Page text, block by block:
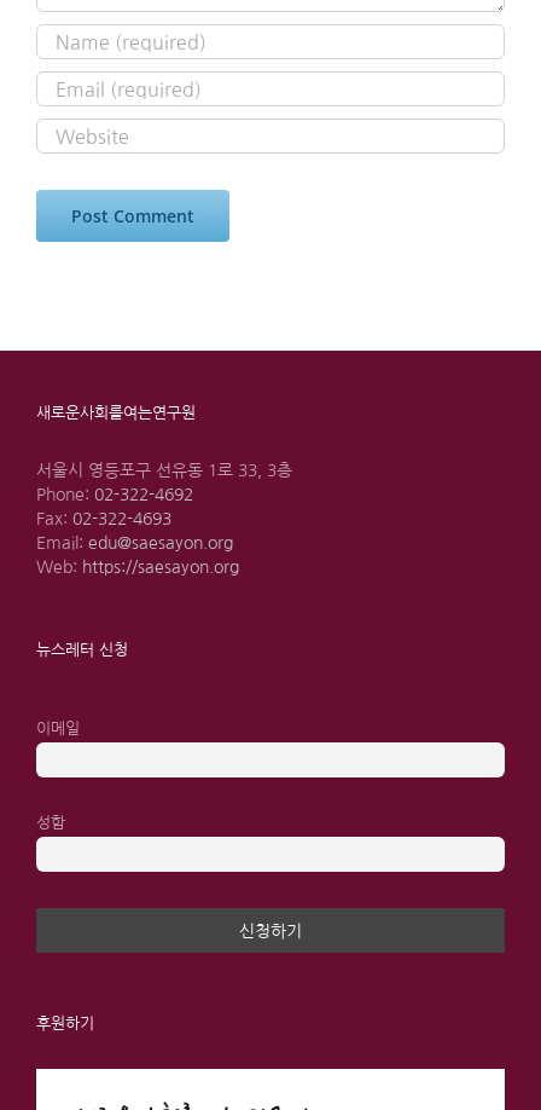
새로운사회를여는연구원
서울시 영등포구 선유동 1로 33, 3층
Phone: 02-322-4692
Fax: 02-322-4693
Email: edu@saesayon.org
Web: https://saesayon.org
뉴스레터 신청
이메일
성함
후원하기